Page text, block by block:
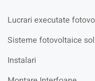
Lucrari executate
Sisteme fotovoltaice
Instalari